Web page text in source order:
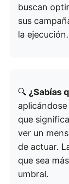
buscan
sus
la ejecución.
🔍 ¿Sabías
que
ver un
de actuar.
que sea
umbral.